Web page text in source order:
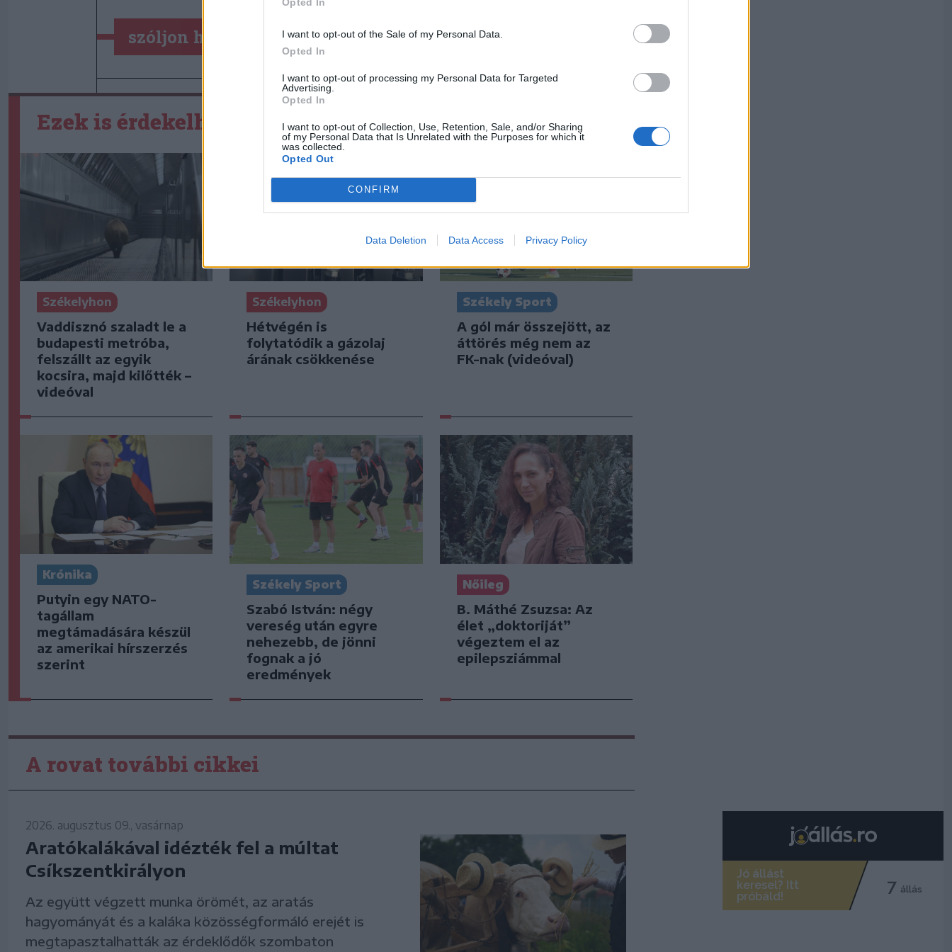
I want to opt-out of the Sale of my Personal Data.
Opted In
I want to opt-out of processing my Personal Data for Targeted
Advertising.
Opted In
I want to opt-out of Collection, Use, Retention, Sale, and/or Sharing
of my Personal Data that Is Unrelated with the Purposes for which it
was collected.
Opted Out
CONFIRM
Data Deletion Data Access Privacy Policy
szóljon hozzá!
Ezek is érdekelhetik
Székelyhon
Vaddisznó szaladt le a
budapesti metróba,
felszállt az egyik
kocsira, majd kilőtték –
videóval
Székelyhon
Hétvégén is
folytatódik a gázolaj
árának csökkenése
Székely Sport
A gól már összejött, az
áttörés még nem az
FK-nak (videóval)
Krónika
Putyin egy NATO-
tagállam
megtámadására készül
az amerikai hírszerzés
szerint
Székely Sport
Szabó István: négy
vereség után egyre
nehezebb, de jönni
fognak a jó
eredmények
Nőileg
B. Máthé Zsuzsa: Az
élet „doktoriját”
végeztem el az
epilepsziámmal
A rovat további cikkei
2026. augusztus 09., vasárnap
Aratókalákával idézték fel a múltat
Csíkszentkirályon
Az együtt végzett munka örömét, az aratás
hagyományát és a kaláka közösségformáló erejét is
megtapasztalhatták az érdeklődők szombaton